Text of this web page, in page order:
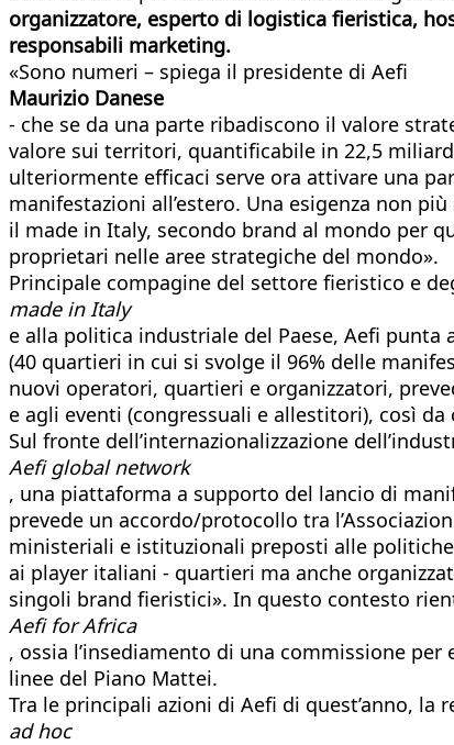
organizzatore, esperto di logistica fieristica,
responsabili marketing.
«Sono numeri – spiega il presidente di Aefi
Maurizio Danese
- che se da una parte ribadiscono il valore
valore sui territori, quantificabile in 22,5
ulteriormente efficaci serve ora attivare una
manifestazioni all’estero. Una esigenza non
il made in Italy, secondo brand al mondo per
proprietari nelle aree strategiche del mondo».
Principale compagine del settore fieristico e
made in Italy
e alla politica industriale del Paese, Aefi
(40 quartieri in cui si svolge il 96% delle
nuovi operatori, quartieri e organizzatori,
e agli eventi (congressuali e allestitori), così
Sul fronte dell’internazionalizzazione
Aefi global network
, una piattaforma a supporto del lancio di
prevede un accordo/protocollo tra
ministeriali e istituzionali preposti alle
ai player italiani - quartieri ma anche
singoli brand fieristici». In questo contesto
Aefi for Africa
, ossia l’insediamento di una commissione
linee del Piano Mattei.
Tra le principali azioni di Aefi di quest’anno,
ad hoc